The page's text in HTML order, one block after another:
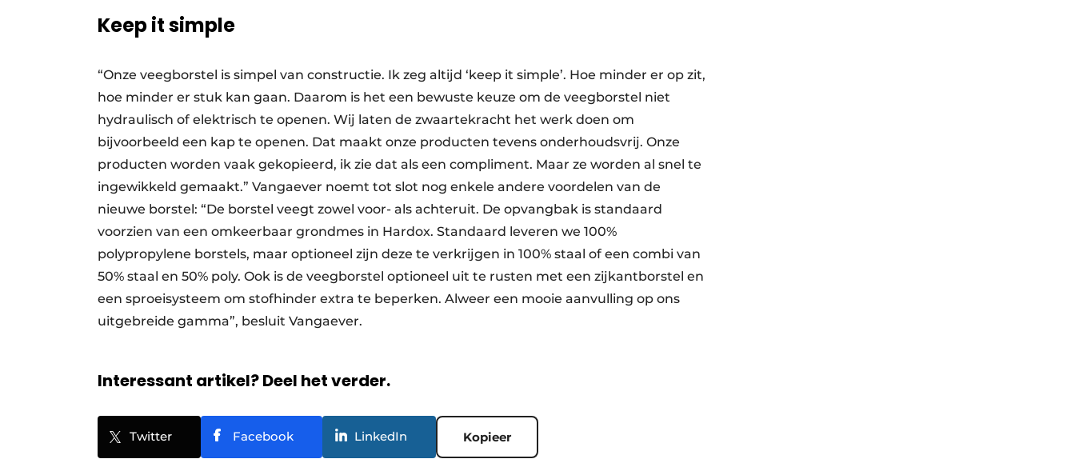
Keep it simple
“Onze veegborstel is simpel van constructie. Ik zeg altijd ‘keep it simple’. Hoe minder er op zit,
hoe minder er stuk kan gaan. Daarom is het een bewuste keuze om de veegborstel niet
hydraulisch of elektrisch te openen. Wij laten de zwaartekracht het werk doen om
bijvoorbeeld een kap te openen. Dat maakt onze producten tevens onderhoudsvrij. Onze
producten worden vaak gekopieerd, ik zie dat als een compliment. Maar ze worden al snel te
ingewikkeld gemaakt.” Vangaever noemt tot slot nog enkele andere voordelen van de
nieuwe borstel: “De borstel veegt zowel voor- als achteruit. De opvangbak is standaard
voorzien van een omkeerbaar grondmes in Hardox. Standaard leveren we 100%
polypropylene borstels, maar optioneel zijn deze te verkrijgen in 100% staal of een combi van
50% staal en 50% poly. Ook is de veegborstel optioneel uit te rusten met een zijkantborstel en
een sproeisysteem om stofhinder extra te beperken. Alweer een mooie aanvulling op ons
uitgebreide gamma”, besluit Vangaever.
Interessant artikel? Deel het verder.
Twitter Facebook LinkedIn Kopieer